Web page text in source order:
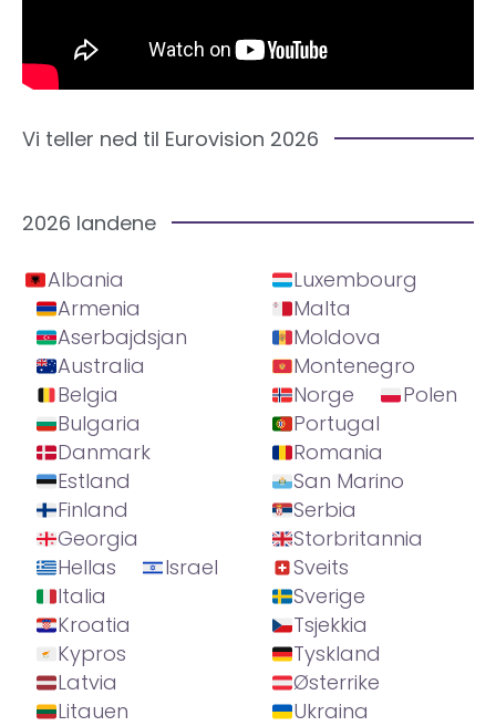
Vi teller ned til Eurovision 2026
2026 landene
Albania
Armenia
Aserbajdsjan
Australia
Belgia
Bulgaria
Danmark
Estland
Finland
Georgia
Hellas
Israel
Italia
Kroatia
Kypros
Latvia
Litauen
Luxembourg
Malta
Moldova
Montenegro
Norge
Polen
Portugal
Romania
San Marino
Serbia
Storbritannia
Sveits
Sverige
Tsjekkia
Tyskland
Østerrike
Ukraina